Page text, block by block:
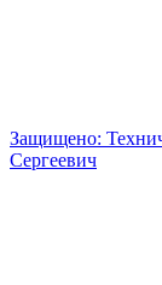
Защищено:
Сергеевич